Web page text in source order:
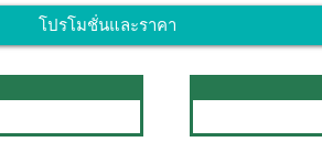
โปรโมชั่นและราคา